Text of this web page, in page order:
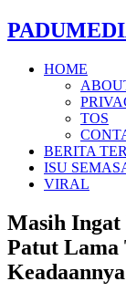
HOME
TOS
BERITA
ISU
VIRAL
Masih Ingat
Patut Lama